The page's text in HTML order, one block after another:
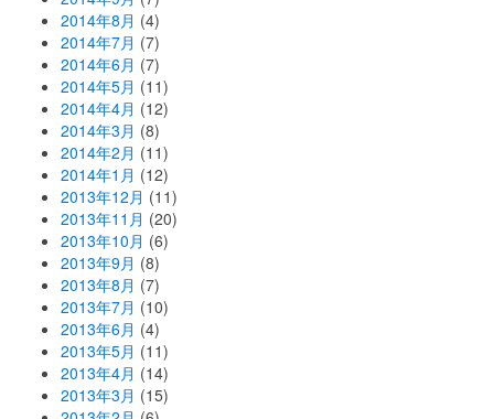
2014年8月 (4)
2014年7月 (7)
2014年6月 (7)
2014年5月 (11)
2014年4月 (12)
2014年3月 (8)
2014年2月 (11)
2014年1月 (12)
2013年12月 (11)
2013年11月 (20)
2013年10月 (6)
2013年9月 (8)
2013年8月 (7)
2013年7月 (10)
2013年6月 (4)
2013年5月 (11)
2013年4月 (14)
2013年3月 (15)